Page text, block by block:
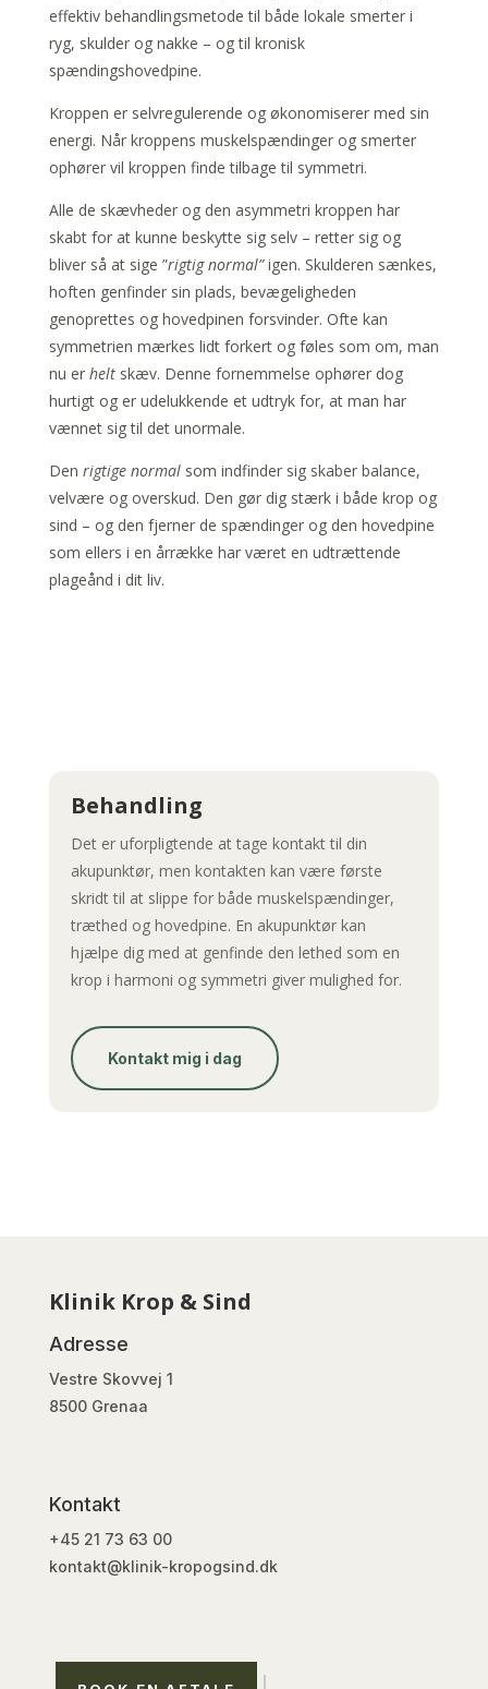
effektiv behandlingsmetode til både lokale smerter i
ryg, skulder og nakke – og til kronisk
spændingshovedpine.
Kroppen er selvregulerende og økonomiserer med sin
energi. Når kroppens muskelspændinger og smerter
ophører vil kroppen finde tilbage til symmetri.
Alle de skævheder og den asymmetri kroppen har
skabt for at kunne beskytte sig selv – retter sig og
bliver så at sige ”rigtig normal”igen. Skulderen sænkes,
hoften genfinder sin plads, bevægeligheden
genoprettes og hovedpinen forsvinder. Ofte kan
symmetrien mærkes lidt forkert og føles som om, man
nu er heltskæv. Denne fornemmelse ophører dog
hurtigt og er udelukkende et udtryk for, at man har
vænnet sig til det unormale.
Den rigtige normalsom indfinder sig skaber balance,
velvære og overskud. Den gør dig stærk i både krop og
sind – og den fjerner de spændinger og den hovedpine
som ellers i en årrække har været en udtrættende
plageånd i dit liv.
Behandling
Det er uforpligtende at tage kontakt til din
akupunktør, men kontakten kan være første
skridt til at slippe for både muskelspændinger,
træthed og hovedpine. En akupunktør kan
hjælpe dig med at genfinde den lethed som en
krop i harmoni og symmetri giver mulighed for.
Kontakt mig i dag
Klinik Krop & Sind
Adresse
Vestre Skovvej 1
8500 Grenaa
Kontakt
+45 21 73 63 00
kontakt@klinik-kropogsind.dk